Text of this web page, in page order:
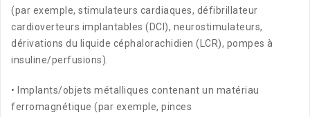
(par exemple, stimulateurs cardiaques, défibrillateur
cardioverteurs implantables (DCI), neurostimulateurs,
dérivations du liquide céphalorachidien (LCR), pompes à
insuline/perfusions).
• Implants/objets métalliques contenant un matériau
ferromagnétique (par exemple, pinces